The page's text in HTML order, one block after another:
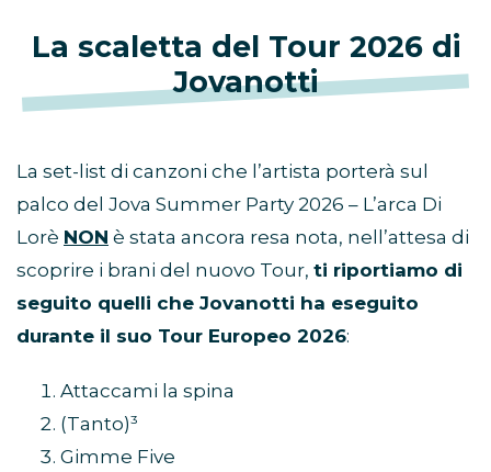
La scaletta del Tour 2026 di
Jovanotti
La set-list di canzoni che l’artista porterà sul
palco del Jova Summer Party 2026 – L’arca Di
Lorè NON è stata ancora resa nota, nell’attesa di
scoprire i brani del nuovo Tour, ti riportiamo di
seguito quelli che Jovanotti ha eseguito
durante il suo Tour Europeo 2026:
Attaccami la spina
(Tanto)³
Gimme Five